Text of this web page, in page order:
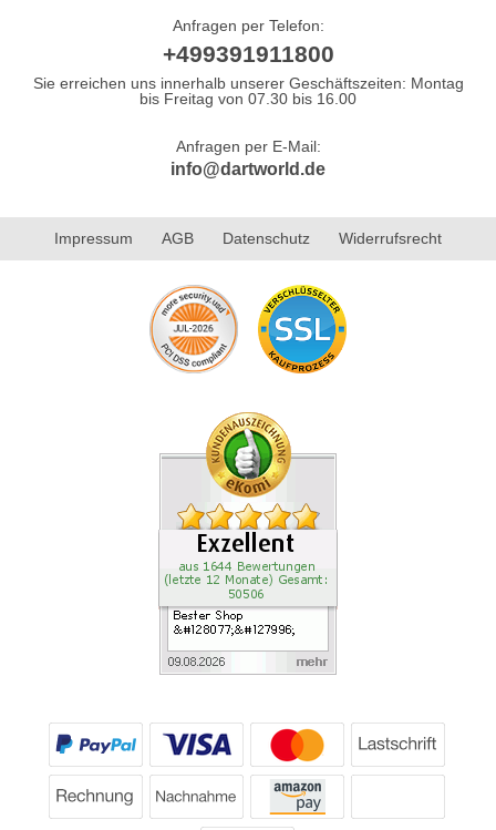
Anfragen per Telefon:
+499391911800
Sie erreichen uns innerhalb unserer Geschäftszeiten: Montag
bis Freitag von 07.30 bis 16.00
Anfragen per E-Mail:
info@dartworld.de
Impressum AGB Datenschutz Widerrufsrecht